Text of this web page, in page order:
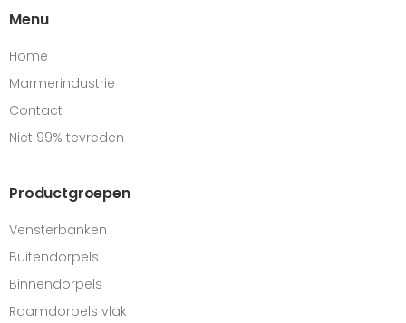
Menu
Home
Marmerindustrie
Contact
Niet 99% tevreden
Productgroepen
Vensterbanken
Buitendorpels
Binnendorpels
Raamdorpels vlak